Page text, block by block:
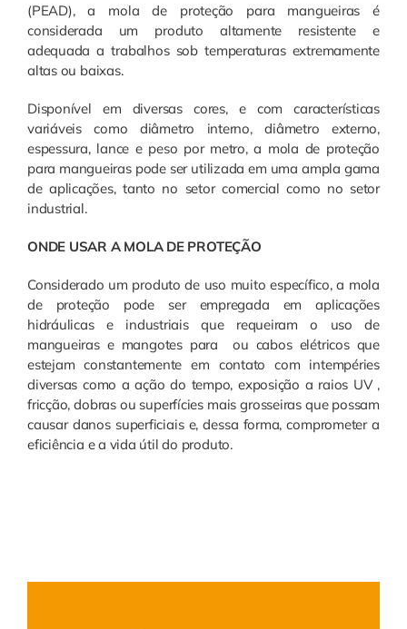
(PEAD), a mola de proteção para mangueiras é
considerada um produto altamente resistente e
adequada a trabalhos sob temperaturas extremamente
altas ou baixas.
Disponível em diversas cores, e com características
variáveis como diâmetro interno, diâmetro externo,
espessura, lance e peso por metro, a mola de proteção
para mangueiras pode ser utilizada em uma ampla gama
de aplicações, tanto no setor comercial como no setor
industrial.
ONDE USAR A MOLA DE PROTEÇÃO
Considerado um produto de uso muito específico, a mola
de proteção pode ser empregada em aplicações
hidráulicas e industriais que requeiram o uso de
mangueiras e mangotes para ou cabos elétricos que
estejam constantemente em contato com intempéries
diversas como a ação do tempo, exposição a raios UV ,
fricção, dobras ou superfícies mais grosseiras que possam
causar danos superficiais e, dessa forma, comprometer a
eficiência e a vida útil do produto.